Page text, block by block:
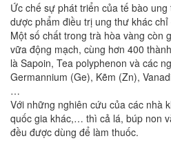
Ức chế sự phát triển của tế bào
dược phẩm điều trị ung thư khác
Một số chất trong trà hòa vàng còn
vữa động mạch, cùng hơn 400
là Sapoin, Tea polyphenon và các
Germannium (Ge), Kẽm (Zn),
…
Với những nghiên cứu của các nhà
quốc gia khác,… thì cả lá, búp non
đều được dùng để làm thuốc.